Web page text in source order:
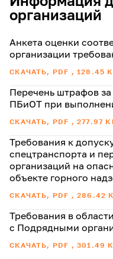
организаций
Анкета оценки
организации
СКАЧАТЬ, PDF , 128.45
Перечень штрафов
ПБиОТ при
СКАЧАТЬ, PDF , 277.97
Требования к
спецтранспорта и
организаций на
объекте горного
СКАЧАТЬ, PDF , 286.42
Требования в
с Подрядными
СКАЧАТЬ, PDF , 301.49